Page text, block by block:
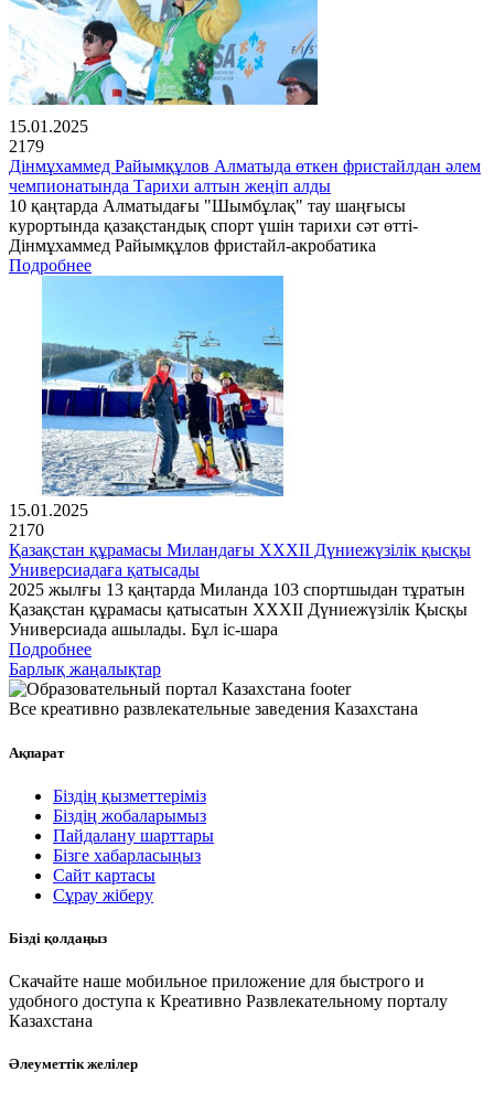
15.01.2025
2179
Дінмұхаммед Райымқұлов Алматыда өткен фристайлдан әлем
чемпионатында Тарихи алтын жеңіп алды
10 қаңтарда Алматыдағы "Шымбұлақ" тау шаңғысы
курортында қазақстандық спорт үшін тарихи сәт өтті-
Дінмұхаммед Райымқұлов фристайл-акробатика
Подробнее
15.01.2025
2170
Қазақстан құрамасы Миландағы XXXII Дүниежүзілік қысқы
Универсиадаға қатысады
2025 жылғы 13 қаңтарда Миланда 103 спортшыдан тұратын
Қазақстан құрамасы қатысатын XXXII Дүниежүзілік Қысқы
Универсиада ашылады. Бұл іс-шара
Подробнее
Барлық жаңалықтар
Все креативно развлекательные заведения Казахстана
Ақпарат
Біздің қызметтеріміз
Біздің жобаларымыз
Пайдалану шарттары
Бізге хабарласыңыз
Сайт картасы
Сұрау жіберу
Бізді қолдаңыз
Скачайте наше мобильное приложение для быстрого и
удобного доступа к Креативно Развлекательному порталу
Казахстана
Әлеуметтік желілер